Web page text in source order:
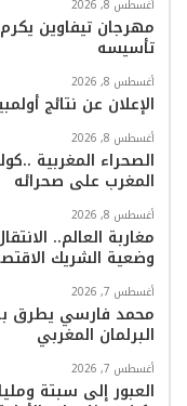
أغسطس 8, 2026
تأسيسه
أغسطس 8, 2026
الإعلان عن نتائج
أغسطس 8, 2026
الصحراء المغربية
المغرب على صحرائه
أغسطس 8, 2026
مغاربة العالم..
وضعية الشريك
أغسطس 7, 2026
محمد فارسي يطرق
البرلمان المغربي
أغسطس 7, 2026
العبور إلى سبتة